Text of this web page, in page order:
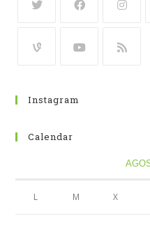
Instagram
Calendar
L M X